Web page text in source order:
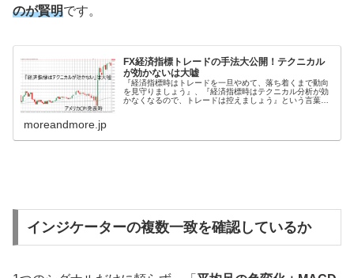
のが賢明です。
FX経済指標トレードの手法大公開！テクニカル
が効かないは大嘘
『経済指標時はトレードを一旦やめて、落ち着くまで動向
を見守りましょう』、『経済指標時はテクニカル分析が効
かなくなるので、トレードは控えましょう』という言葉を
moreandmore.jp
インジケーターの複数一致を確認しているか